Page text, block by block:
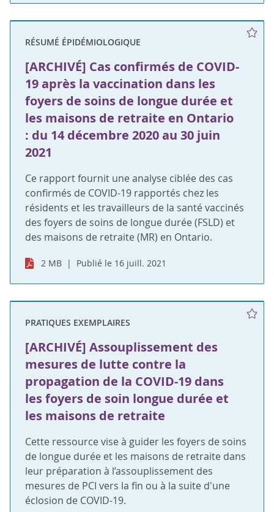
RÉSUMÉ ÉPIDÉMIOLOGIQUE
[ARCHIVÉ] Cas confirmés de COVID-
19 après la vaccination dans les
foyers de soins de longue durée et
les maisons de retraite en Ontario
: du 14 décembre 2020 au 30 juin
2021
Ce rapport fournit une analyse ciblée des cas
confirmés de COVID-19 rapportés chez les
résidents et les travailleurs de la santé vaccinés
des foyers de soins de longue durée (FSLD) et
des maisons de retraite (MR) en Ontario.
2 MB Publié le 16 juill. 2021
PRATIQUES EXEMPLAIRES
[ARCHIVÉ] Assouplissement des
mesures de lutte contre la
propagation de la COVID-19 dans
les foyers de soin longue durée et
les maisons de retraite
Cette ressource vise à guider les foyers de soins
de longue durée et les maisons de retraite dans
leur préparation à l’assouplissement des
mesures de PCI vers la fin ou à la suite d'une
éclosion de COVID-19.